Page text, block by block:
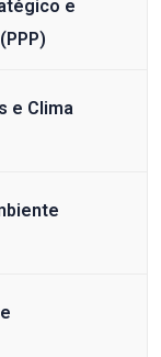
e
e Clima